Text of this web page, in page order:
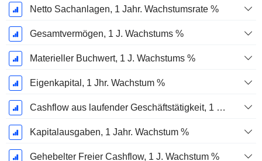
Netto Sachanlagen, 1 Jahr. Wachstumsrate %
Gesamtvermögen, 1 J. Wachstums %
Materieller Buchwert, 1 J. Wachstums %
Eigenkapital, 1 Jhr. Wachstum %
Cashflow aus laufender Geschäftstätigkeit, 1 Jähriges Wachstum in %
Kapitalausgaben, 1 Jahr. Wachstum %
Gehebelter Freier Cashflow, 1 J. Wachstum %